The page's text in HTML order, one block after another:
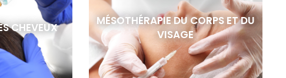
CHEVEUX
MÉSOTHÉRAPIE DU CORPS ET DU
VISAGE